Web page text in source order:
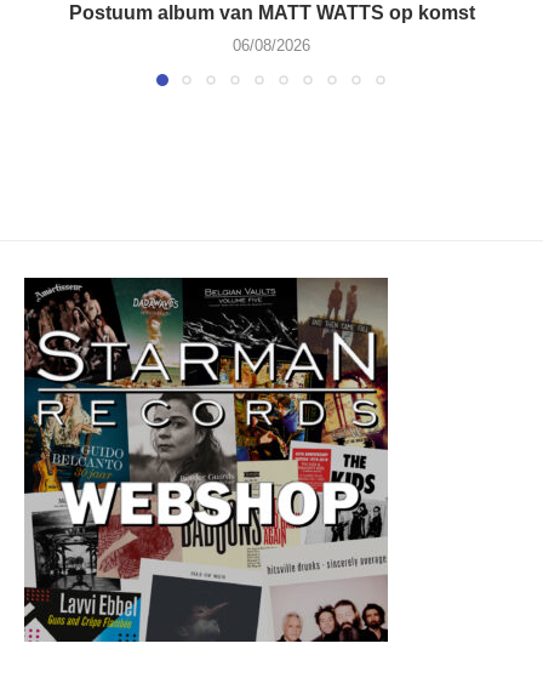
Postuum album van MATT WATTS op komst
06/08/2026